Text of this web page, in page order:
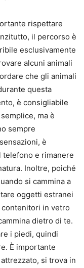
rispettare
il percorso è
esclusivamente
alcuni animali
che gli animali
questa
è consigliabile
ma è
sempre
è
e rimanere
Inoltre, poiché
si cammina a
oggetti estranei
in vetro
dietro di te.
i piedi, quindi
È importante
si trova in